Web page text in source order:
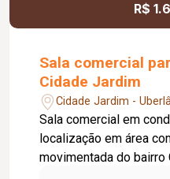
R$
Sala comercial
Cidade Jardim
Cidade Jardim -
Sala comercial em
localização em área
movimentada do